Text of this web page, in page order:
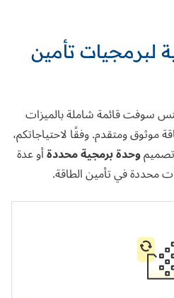
لبرمجيات تأمين
سوفت قائمة شاملة بالميزات
موثوق ومتقدم. وفقًا لاحتياجاتكم،
وحدة برمجية محددةأو عدة
محددة في تأمين الطاقة.